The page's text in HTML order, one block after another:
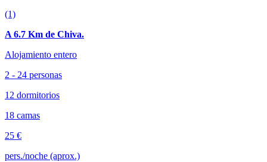
(1)
A 6.7 Km de Chiva.
Alojamiento entero
2 - 24 personas
12 dormitorios
18 camas
25 €
pers./noche (aprox.)